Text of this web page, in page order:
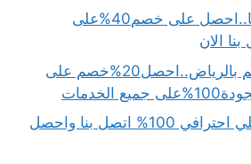
شركة تنظيف بضرما..احصل على خصم40%على
الان
شركة تنظيف مطاعم بالرياض..احصل20%خصم على
جلي بلاط النسيم جلي احترافي 100% اتصل بنا واحصل